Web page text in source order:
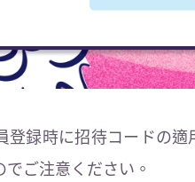
録時に招待コードの適
でご注意ください。